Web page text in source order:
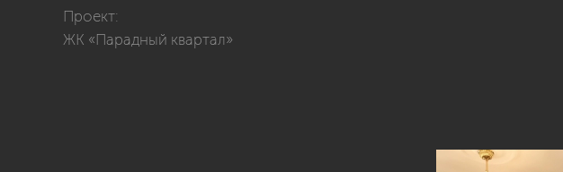
Проект:
ЖК «Парадный квартал»